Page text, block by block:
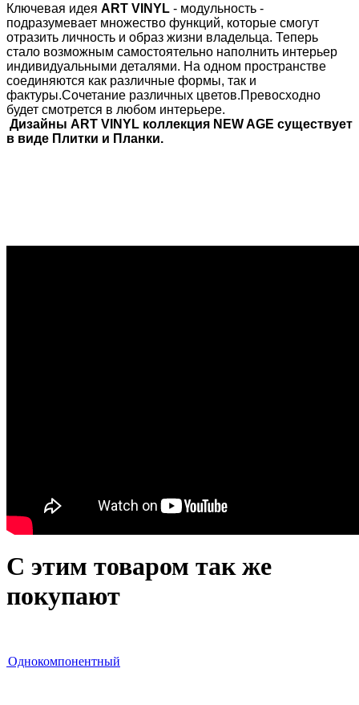
Ключевая идея ART VINYL - модульность -
подразумевает множество функций, которые смогут
отразить личность и образ жизни владельца. Теперь
стало возможным самостоятельно наполнить интерьер
индивидуальными деталями. На одном пространстве
соединяются как различные формы, так и
фактуры.Сочетание различных цветов.Превосходно
будет смотрется в любом интерьере.
Дизайны ART VINYL коллекция NEW AGE существует
в виде Плитки и Планки.
С этим товаром так же
покупают
Однокомпонентный